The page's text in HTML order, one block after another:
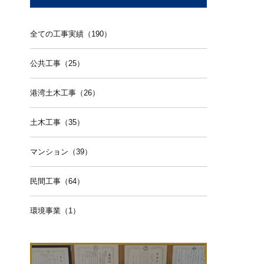
全ての工事実績（190）
公共工事（25）
港湾土木工事（26）
土木工事（35）
マンション（39）
民間工事（64）
環境事業（1）